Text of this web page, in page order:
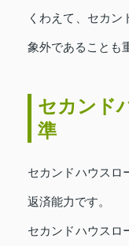
くわえて、セカン
象外であることも
セカンド
準
セカンドハウスロ
返済能力です。
セカンドハウスロ